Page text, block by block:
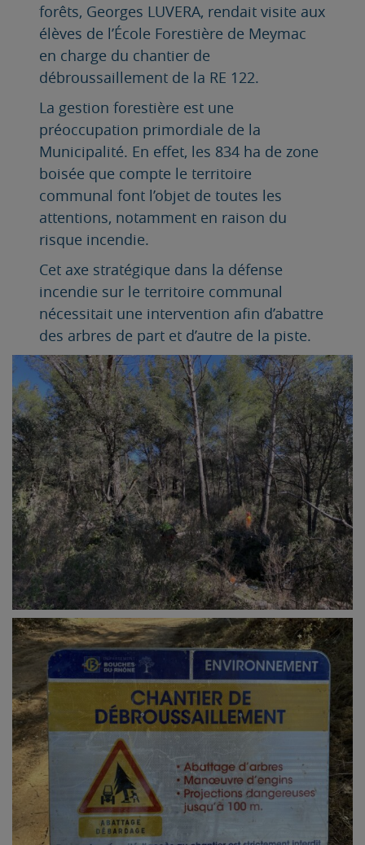
forêts, Georges LUVERA, rendait visite aux
élèves de l’École Forestière de Meymac
en charge du chantier de
débroussaillement de la RE 122.
La gestion forestière est une
préoccupation primordiale de la
Municipalité. En effet, les 834 ha de zone
boisée que compte le territoire
communal font l’objet de toutes les
attentions, notamment en raison du
risque incendie.
Cet axe stratégique dans la défense
incendie sur le territoire communal
nécessitait une intervention afin d’abattre
des arbres de part et d’autre de la piste.